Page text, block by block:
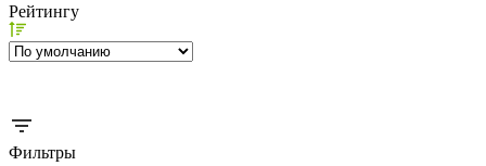
Рейтингу
Фильтры